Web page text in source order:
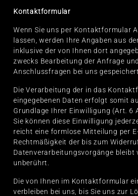
Kontaktformular
Wenn Sie uns per Kontaktformular
lassen, werden Ihre Angaben aus
inklusive der von Ihnen dort
zwecks Bearbeitung der Anfrage
Anschlussfragen bei uns gespeichert.
Die Verarbeitung der in das
eingegebenen Daten erfolgt somit
Grundlage Ihrer Einwilligung (Art. 6
Sie können diese Einwilligung
reicht eine formlose Mitteilung per
Rechtmäßigkeit der bis zum
Datenverarbeitungsvorgänge bleibt
unberührt.
Die von Ihnen im Kontaktformular
verbleiben bei uns, bis Sie uns zur